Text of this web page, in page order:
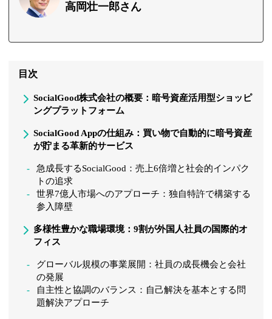
高岡壮一郎さん
目次
SocialGood株式会社の概要：暗号資産活用型ショッピ
ングプラットフォーム
SocialGood Appの仕組み：買い物で自動的に暗号資産
が貯まる革新的サービス
急成長するSocialGood：売上6倍増と社会的インパク
トの追求
世界7億人市場へのアプローチ：独自特許で構築する
参入障壁
多様性豊かな職場環境：9割が外国人社員の国際的オ
フィス
グローバル規模の事業展開：社員の成長機会と会社
の発展
自主性と協調のバランス：自己解決を基本とする問
題解決アプローチ